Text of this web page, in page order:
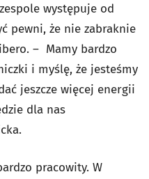
występuje od
pewni, że nie zabraknie
– Mamy bardzo
i myślę, że jesteśmy
jeszcze więcej energii
dla nas
pracowity. W